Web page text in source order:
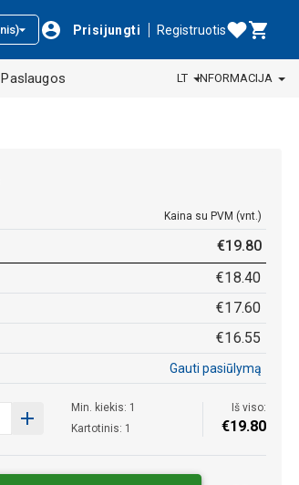
Prisijungti Registruotis
Paslaugos LT INFORMACIJA
Kaina su PVM (vnt.)
€19.80
€18.40
€17.60
€16.55
Gauti pasiūlymą
Min. kiekis: 1
Kartotinis: 1
Iš viso:
€19.80